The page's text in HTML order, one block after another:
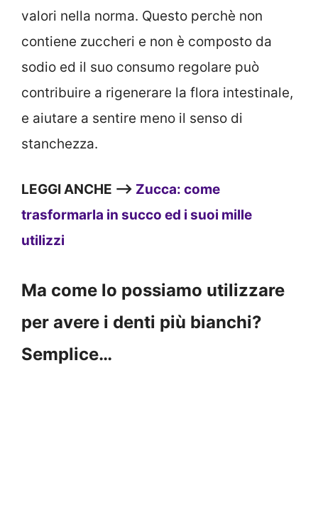
valori nella norma. Questo perchè non
contiene zuccheri e non è composto da
sodio ed il suo consumo regolare può
contribuire a rigenerare la flora intestinale,
e aiutare a sentire meno il senso di
stanchezza.
LEGGI ANCHE —> Zucca: come
trasformarla in succo ed i suoi mille
utilizzi
Ma come lo possiamo utilizzare
per avere i denti più bianchi?
Semplice…